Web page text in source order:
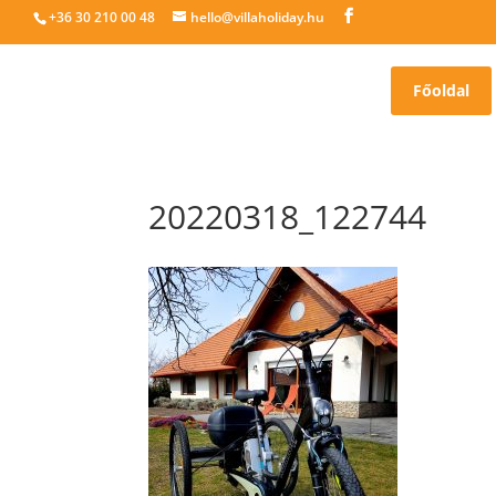
+36 30 210 00 48 hello@villaholiday.hu
Főoldal
20220318_122744